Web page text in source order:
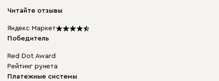
Карьера
Подарочные сертификаты
Мы в прессе
Столы и стулья
Читайте отзывы
Яндекс Маркет
Победитель
Red Dot Award
Рейтинг рунета
Платежные системы